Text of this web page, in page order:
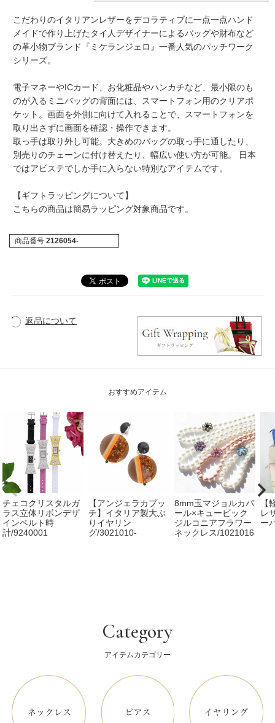
こだわりのイタリアンレザーをデコラティブに一点一点ハンド
メイドで作り上げたタイ人デザイナーによるバッグや財布など
の革小物ブランド『ミケランジェロ』一番人気のパッチワーク
シリーズ。
電子マネーやICカード、お化粧品やハンカチなど、最小限のも
のが入るミニバッグの背面には、スマートフォン用のクリアポ
ケット。画面を外側に向けて入れることで、スマートフォンを
取り出さずに画面を確認・操作できます。
取っ手は取り外し可能。大きめのバッグの取っ手に通したり、
別売りのチェーンに付け替えたり、幅広い使い方が可能。 日本
ではアビステでしか手に入らない特別なアイテムです。
【ギフトラッピングについて】
こちらの商品は簡易ラッピング対象商品です。
商品番号 2126054-
返品について
おすすめアイテム
チェコクリスタルガ
ラス立体リボンデザ
インベルト時
計/9240001
【アンジェラカプッ
チ】イタリア製大ぶ
りイヤリン
グ/3021010-
8mm玉マジョルカパ
ール×キュービック
ジルコニアフラワー
ネックレス/1021016
【
レ
ー
Category
アイテムカテゴリー